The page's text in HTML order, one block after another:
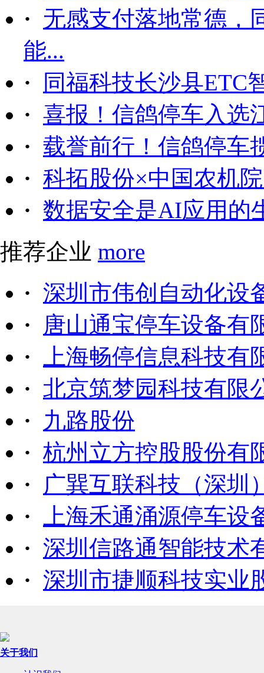
· 无感支付落地常德，
能...
·
同福科技长沙县ETC
· 喜报！信鸽停车入选
· 载誉前行！信鸽停车
· 科拓股份×中国农机
· 数据安全是AI应用的
推荐企业 more
· 深圳市伟创自动化设
·
唐山通宝停车设备有
·
上海畅停信息科技有
· 北京筑梦园科技有限
·
九路股份
· 杭州立方控股股份有
·
广巽互联科技（深圳
·
上海禾通涌源停车设
· 深圳信路通智能技术
· 深圳市捷顺科技实业
关于我们